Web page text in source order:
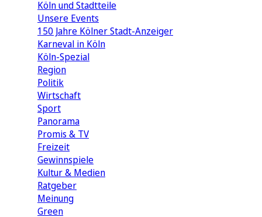
Köln und Stadtteile
Unsere Events
150 Jahre Kölner Stadt-Anzeiger
Karneval in Köln
Köln-Spezial
Region
Politik
Wirtschaft
Sport
Panorama
Promis & TV
Freizeit
Gewinnspiele
Kultur & Medien
Ratgeber
Meinung
Green